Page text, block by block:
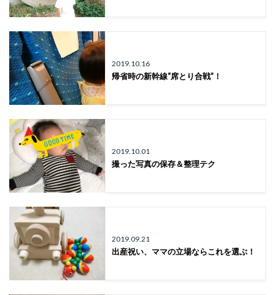
2019.10.16
帰省時の新幹線“席とり合戦”！
2019.10.01
撮った写真の保存＆整理テク
2019.09.21
出産祝い、ママの立場ならこれを選ぶ！